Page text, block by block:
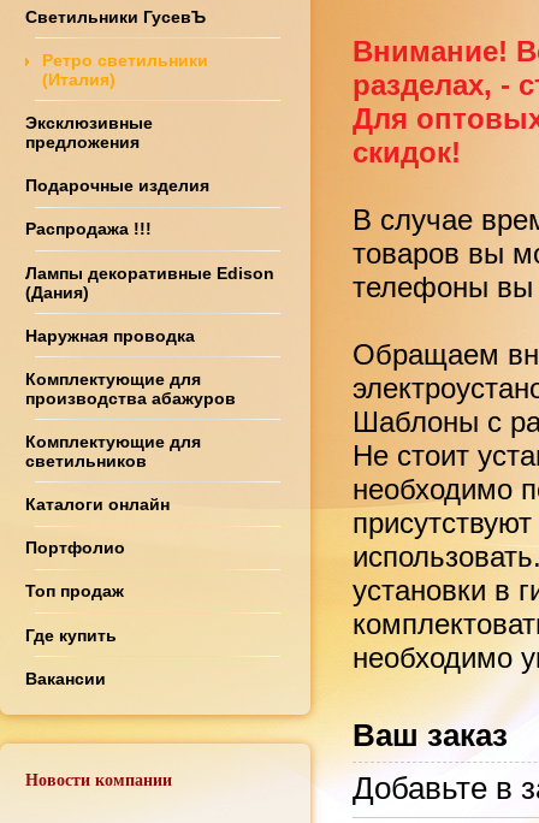
Светильники ГусевЪ
Ретро светильники
(Италия)
Эксклюзивные
предложения
Подарочные изделия
Распродажа !!!
Лампы декоративные Edison
(Дания)
Наружная проводка
Комплектующие для
производства абажуров
Комплектующие для
светильников
Каталоги онлайн
Портфолио
Топ продаж
Где купить
Вакансии
Новости компании
Внимание!
разделах, -
Для
скидок!
В случае
товаров вы
телефоны вы
Обращаем
Шаблоны с
Не стоит
необходимо
установки в
необходимо
Ваш заказ
Добавьте в